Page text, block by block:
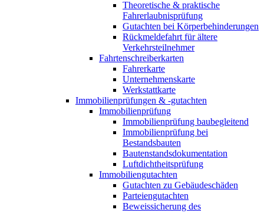
Theoretische & praktische
Fahrerlaubnisprüfung
Gutachten bei Körperbehinderungen
Rückmeldefahrt für ältere
Verkehrsteilnehmer
Fahrtenschreiberkarten
Fahrerkarte
Unternehmenskarte
Werkstattkarte
Immobilienprüfungen & -gutachten
Immobilienprüfung
Immobilienprüfung baubegleitend
Immobilienprüfung bei
Bestandsbauten
Bautenstandsdokumentation
Luftdichtheitsprüfung
Immobiliengutachten
Gutachten zu Gebäudeschäden
Parteiengutachten
Beweissicherung des